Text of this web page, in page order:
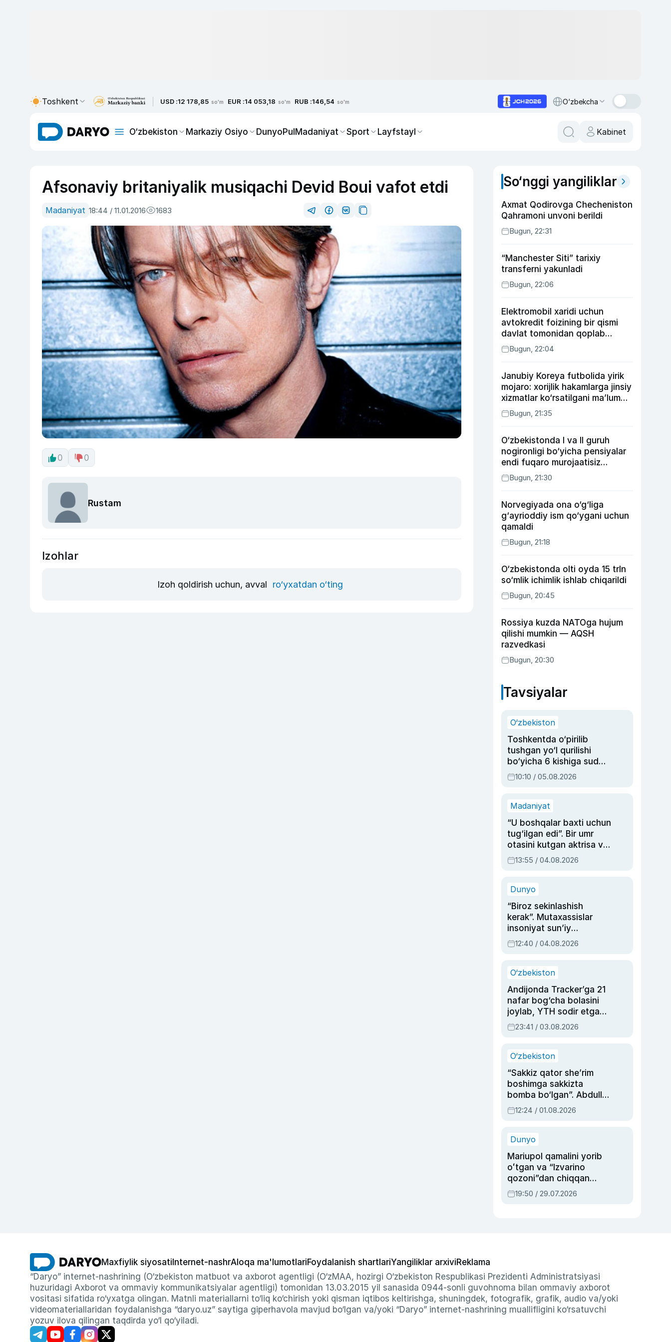
Toshkent USD :12 178,85 so'm EUR :14 053,18 so'm RUB :146,54 so'm O‘zbekcha
O‘zbekiston Markaziy Osiyo DunyoPulMadaniyat Sport Layfstayl Kabinet
Afsonaviy britaniyalik musiqachi Devid Boui vafot etdi
Madaniyat 18:44 / 11.01.2016 1683
0 0
Rustam
Izohlar
Izoh qoldirish uchun, avval ro‘yxatdan o‘ting
So‘nggi yangiliklar
Axmat Qodirovga Checheniston
Qahramoni unvoni berildi
Bugun, 22:31
“Manchester Siti” tarixiy
transferni yakunladi
Bugun, 22:06
Elektromobil xaridi uchun
avtokredit foizining bir qismi
davlat tomonidan qoplab
berilishi mumkin
Bugun, 22:04
Janubiy Koreya futbolida yirik
mojaro: xorijlik hakamlarga jinsiy
xizmatlar ko‘rsatilgani ma’lum
qilindi
Bugun, 21:35
O‘zbekistonda I va II guruh
nogironligi bo‘yicha pensiyalar
endi fuqaro murojaatisiz
tayinlanishi mumkin
Bugun, 21:30
Norvegiyada ona o‘g‘liga
g‘ayrioddiy ism qo‘ygani uchun
qamaldi
Bugun, 21:18
O‘zbekistonda olti oyda 15 trln
so‘mlik ichimlik ishlab chiqarildi
Bugun, 20:45
Rossiya kuzda NATOga hujum
qilishi mumkin — AQSH
razvedkasi
Bugun, 20:30
Tavsiyalar
O‘zbekiston
Toshkentda o‘pirilib
tushgan yo‘l qurilishi
bo‘yicha 6 kishiga sud
hukmi o‘qildi
10:10 / 05.08.2026
Madaniyat
“U boshqalar baxti uchun
tug‘ilgan edi”. Bir umr
otasini kutgan aktrisa va
dublyaj ustasi Rimma
Ahmedovaning
13:55 / 04.08.2026
Dunyo
“Biroz sekinlashish
kerak”. Mutaxassislar
insoniyat sun’iy
intellektni boshqara
olmay qolishidan xavotir
12:40 / 04.08.2026
O‘zbekiston
Andijonda Tracker’ga 21
nafar bog‘cha bolasini
joylab, YTH sodir etgan
ayolga sud hukmi o‘qildi
23:41 / 03.08.2026
O‘zbekiston
“Sakkiz qator she’rim
boshimga sakkizta
bomba bo‘lgan”. Abdulla
Oripovni siyosiy
ayblovlardan asrab
12:24 / 01.08.2026
Dunyo
Mariupol qamalini yorib
oʻtgan va “Izvarino
qozoni”dan chiqqan
qahramon — Ukraina
armiyasi bosh
19:50 / 29.07.2026
Maxfiylik siyosati Internet-nashrAloqa ma'lumotlariFoydalanish shartlariYangiliklar arxiviReklama
“Daryo” internet-nashrining (O‘zbekiston matbuot va axborot agentligi (O‘zMAA, hozirgi O‘zbekiston Respublikasi Prezidenti Administratsiyasi
huzuridagi Axborot va ommaviy kommunikatsiyalar agentligi) tomonidan 13.03.2015 yil sanasida 0944-sonli guvohnoma bilan ommaviy axborot
vositasi sifatida ro‘yxatga olingan. Matnli materiallarni to‘liq ko‘chirish yoki qisman iqtibos keltirishga, shuningdek, fotografik, grafik, audio va/yoki
videomateriallaridan foydalanishga “daryo.uz” saytiga giperhavola mavjud bo‘lgan va/yoki “Daryo” internet-nashrining muallifligini ko‘rsatuvchi
yozuv ilova qilingan taqdirda yo‘l qo‘yiladi.